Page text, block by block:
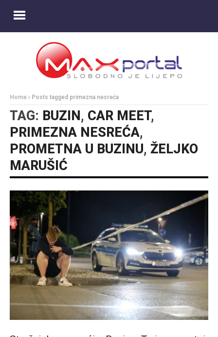
Home Posts tagged primezna nesreća
TAG: BUZIN , CAR MEET,
PRIMEZNA NESREĆA,
PROMETNA U BUZINU, ŽELJKO
MARUŠIĆ